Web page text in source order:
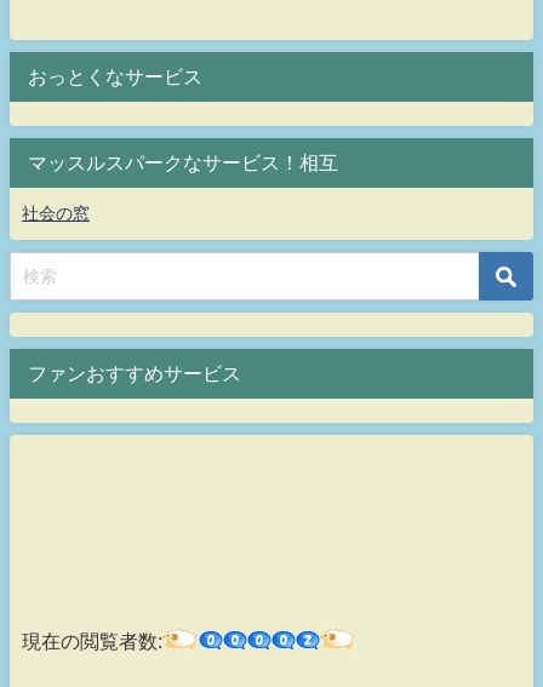
おっとくなサービス
マッスルスパークなサービス！相互
社会の窓
ファンおすすめサービス
現在の閲覧者数: